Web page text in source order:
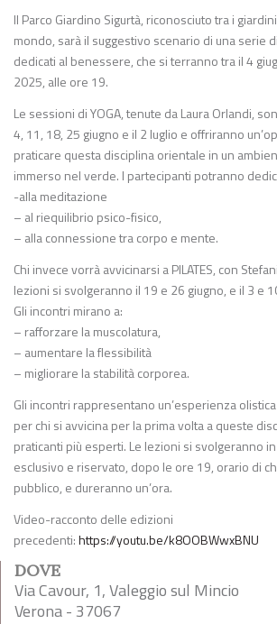
Il Parco Giardino Sigurtà, riconosciuto tra i
mondo, sarà il suggestivo scenario di una serie
dedicati al benessere, che si terranno tra il 4
2025, alle ore 19.
Le sessioni di YOGA, tenute da Laura Orlandi,
4, 11, 18, 25 giugno e il 2 luglio e offriranno
praticare questa disciplina orientale in un
immerso nel verde. I partecipanti potranno
-alla meditazione
– al riequilibrio psico-fisico,
– alla connessione tra corpo e mente.
Chi invece vorrà avvicinarsi a PILATES, con
lezioni si svolgeranno il 19 e 26 giugno, e il 3 e
Gli incontri mirano a:
– rafforzare la muscolatura,
– aumentare la flessibilità
– migliorare la stabilità corporea.
Gli incontri rappresentano un’esperienza
per chi si avvicina per la prima volta a queste
praticanti più esperti. Le lezioni si svolgeranno
esclusivo e riservato, dopo le ore 19, orario di
pubblico, e dureranno un’ora.
Video-racconto delle edizioni
precedenti:https://youtu.be/k8OOBWwxBNU
DOVE
Via Cavour, 1, Valeggio sul Mincio
Verona - 37067